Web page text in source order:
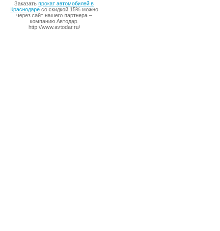
Заказать прокат автомобилей в
Краснодаресо скидкой 15% можно
через сайт нашего партнера –
компанию Автодар.
http://www.avtodar.ru/